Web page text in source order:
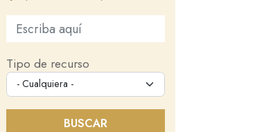
Buscar en este sitio
Tipo de recurso
BUSCAR